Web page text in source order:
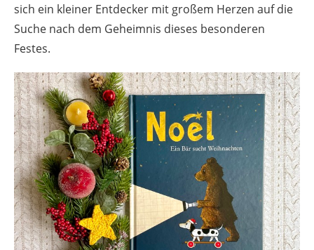
sich ein kleiner Entdecker mit großem Herzen auf die
Suche nach dem Geheimnis dieses besonderen
Festes.